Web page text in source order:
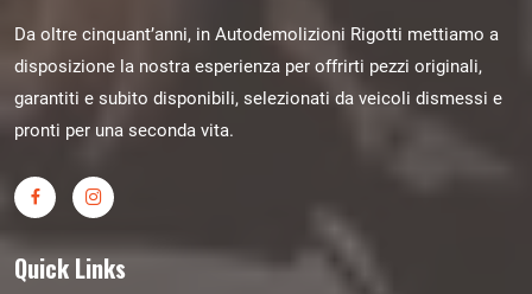
Da oltre cinquant’anni, in Autodemolizioni Rigotti mettiamo a
disposizione la nostra esperienza per offrirti pezzi originali,
garantiti e subito disponibili, selezionati da veicoli dismessi e
pronti per una seconda vita.
Quick Links